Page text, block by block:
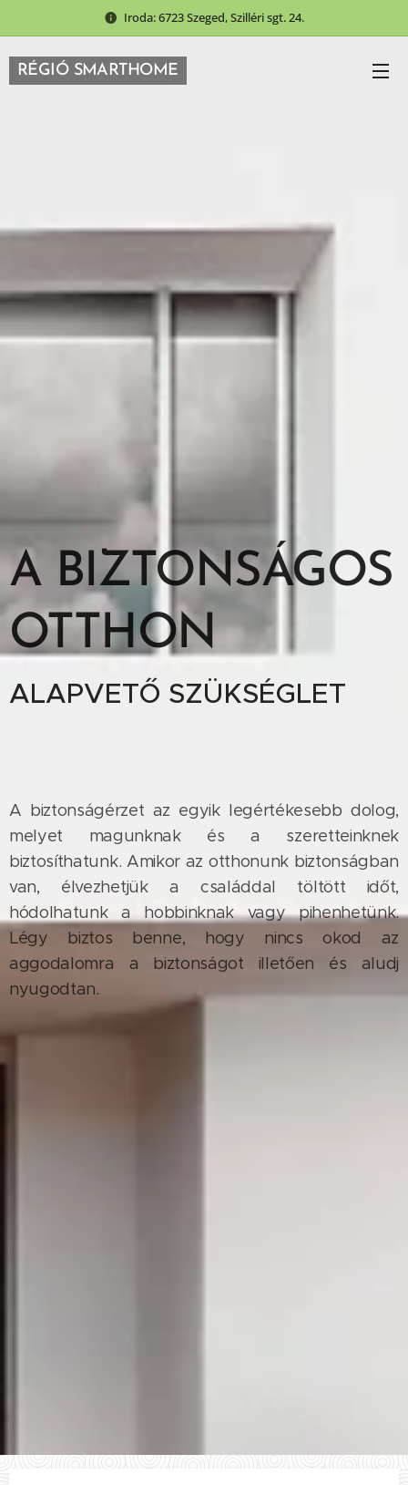
Iroda: 6723 Szeged, Szilléri sgt. 24.
RÉGIÓ SMARTHOME
A BIZTONSÁGOS
OTTHON
ALAPVETŐ SZÜKSÉGLET
A biztonságérzet az egyik legértékesebb dolog,
melyet magunknak és a szeretteinknek
biztosíthatunk. Amikor az otthonunk biztonságban
van, élvezhetjük a családdal töltött időt,
hódolhatunk a hobbinknak vagy pihenhetünk.
Légy biztos benne, hogy nincs okod az
aggodalomra a biztonságot illetően és aludj
nyugodtan.